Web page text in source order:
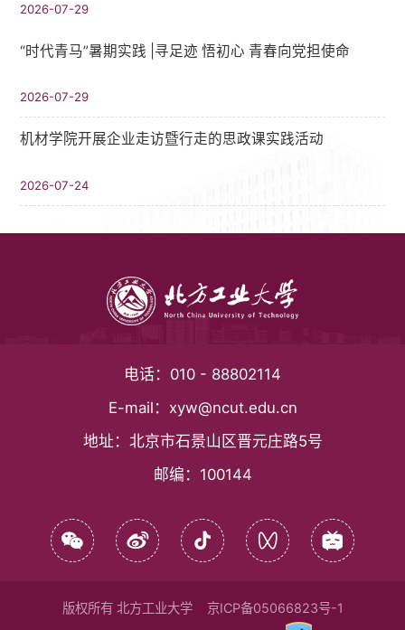
2026-07-29
“时代青马”暑期实践 |寻足迹 悟初心 青春向党担使命
2026-07-29
机材学院开展企业走访暨行走的思政课实践活动
2026-07-24
电话： 010 - 88802114
E-mail： xyw@ncut.edu.cn
地址： 北京市石景山区晋元庄路5号
邮编： 100144
版权所有 北方工业大学
京ICP备05066823号-1